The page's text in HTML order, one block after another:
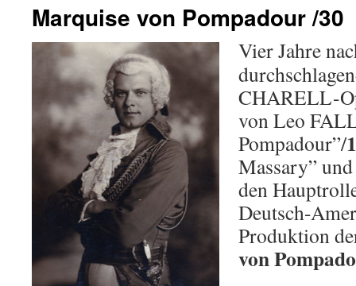
Marquise von Pompadour /30
Vier Jahre
CHARELL-
von Leo
Pompadour”/
Massary”
den
Deutsch-
Produktion
von